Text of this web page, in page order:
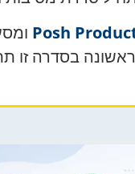
Posh
בסדרה זו